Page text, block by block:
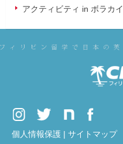
アクティビティ in ボラカイ
個人情報保護 | サイトマップ